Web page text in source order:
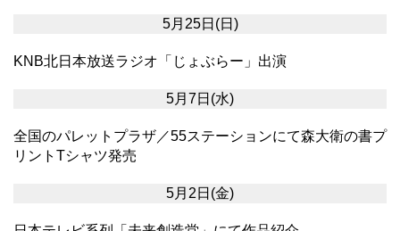
5月25日(日)
KNB北日本放送ラジオ「じょぶらー」出演
5月7日(水)
全国のパレットプラザ／55ステーションにて森大衛の書プ
リントTシャツ発売
5月2日(金)